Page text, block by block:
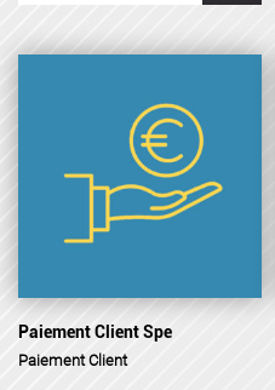
Paiement Client Spe
Paiement Client